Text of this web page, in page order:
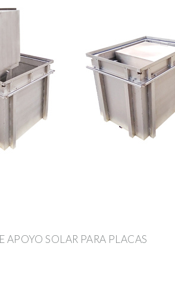
APOYO SOLAR PARA PLACAS